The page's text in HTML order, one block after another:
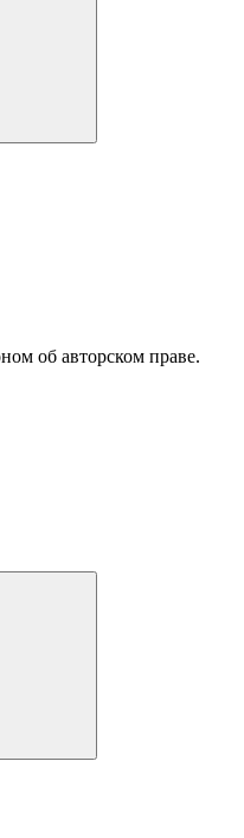
об авторском праве.